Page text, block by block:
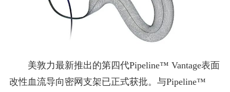
美敦力最新推出的第四代Pipeline™ Vantage表面
改性血流导向密网支架已正式获批。与Pipeline™